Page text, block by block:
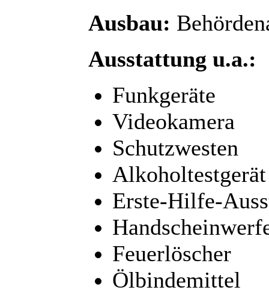
Ausbau:
Ausstattung u.a.:
Funkgeräte
Videokamera
Schutzwesten
Alkoholtestgerät
Erste-Hilfe-
Feuerlöscher
Ölbindemittel